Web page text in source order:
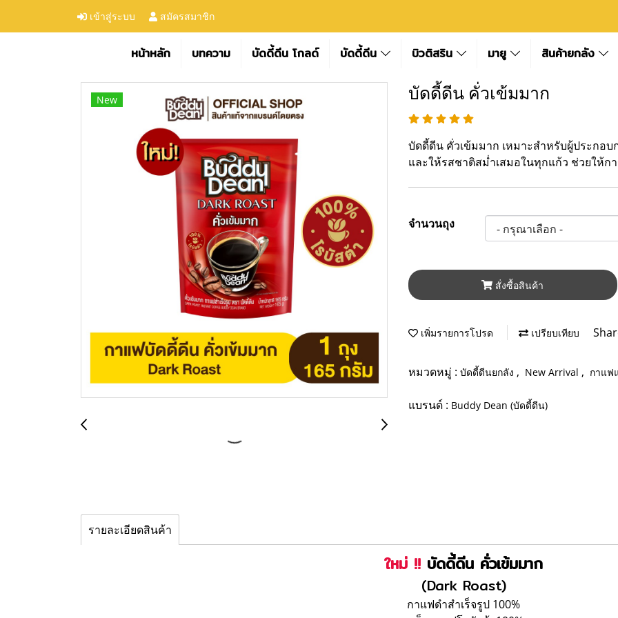
เข้าสู่ระบบ สมัครสมาชิก
หน้าหลัก บทความ บัดดี้ดีน โกลด์ บัดดี้ดีน บิวติสริน มายู สินค้ายกลัง
New บัดดี้ดีน คั่วเข้มมาก
บัดดี้ดีน คั่วเข้มมาก เหมาะสำหรับผู้ประกอ
และให้รสชาติสม่ำเสมอในทุกแก้ว ช่วยให้กา
จำนวนถุง
สั่งซื้อสินค้า
เพิ่มรายการโปรด เปรียบเทียบ
หมวดหมู่ : บัดดี้ดีนยกลัง , New Arrival , กาแฟ
แบรนด์ : Buddy Dean (บัดดี้ดีน)
รายละเอียดสินค้า
ใหม่ !! บัดดี้ดีน คั่วเข้มมาก
(Dark Roast)
กาแฟดำสำเร็จรูป 100%